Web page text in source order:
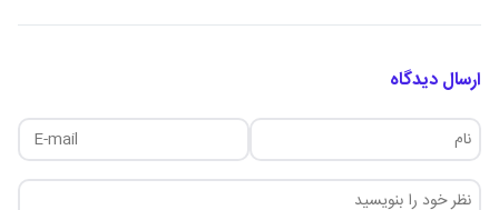
ارسال دیدگاه